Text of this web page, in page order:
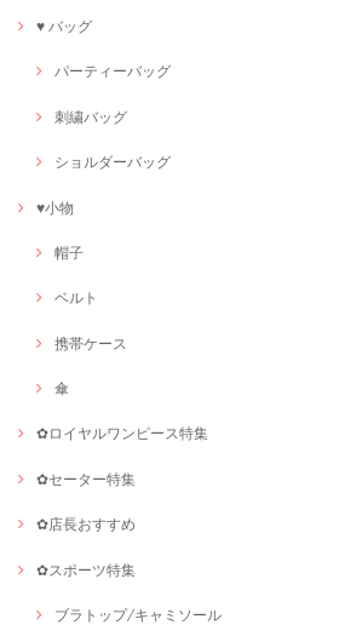
♥ バッグ
パーティーバッグ
刺繍バッグ
ショルダーバッグ
♥小物
帽子
ベルト
携帯ケース
傘
✿ロイヤルワンピース特集
✿セーター特集
✿店長おすすめ
✿スポーツ特集
ブラトップ/キャミソール